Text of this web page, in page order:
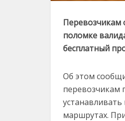
Перевозчикам
поломке
бесплатный
Об этом
перевозчикам
маршрутах.